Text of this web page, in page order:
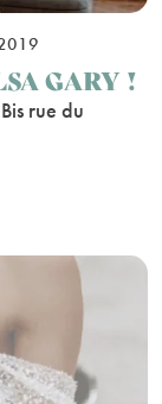
GARY !
rue du